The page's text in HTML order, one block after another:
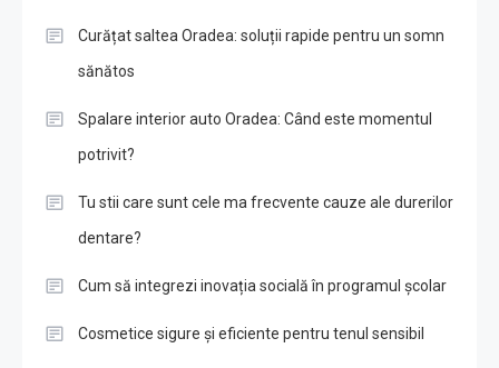
Curățat saltea Oradea: soluții rapide pentru un somn
sănătos
Spalare interior auto Oradea: Când este momentul
potrivit?
Tu stii care sunt cele ma frecvente cauze ale durerilor
dentare?
Cum să integrezi inovația socială în programul școlar
Cosmetice sigure și eficiente pentru tenul sensibil